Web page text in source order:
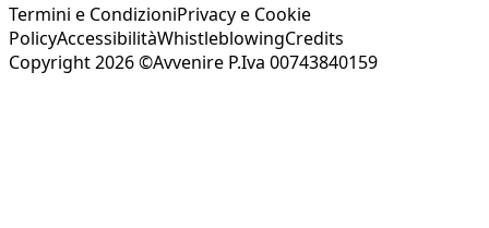
Termini e CondizioniPrivacy e Cookie
PolicyAccessibilitàWhistleblowingCredits
Copyright 2026 ©Avvenire P.Iva 00743840159